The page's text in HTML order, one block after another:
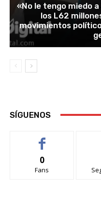
«No le tengo miedo
los L62
movimientos
SÍGUENOS
0
Fans